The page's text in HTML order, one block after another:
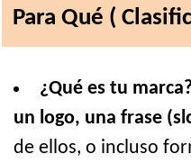
Para Qué (
¿Qué es tu
un logo, una frase
de ellos, o incluso